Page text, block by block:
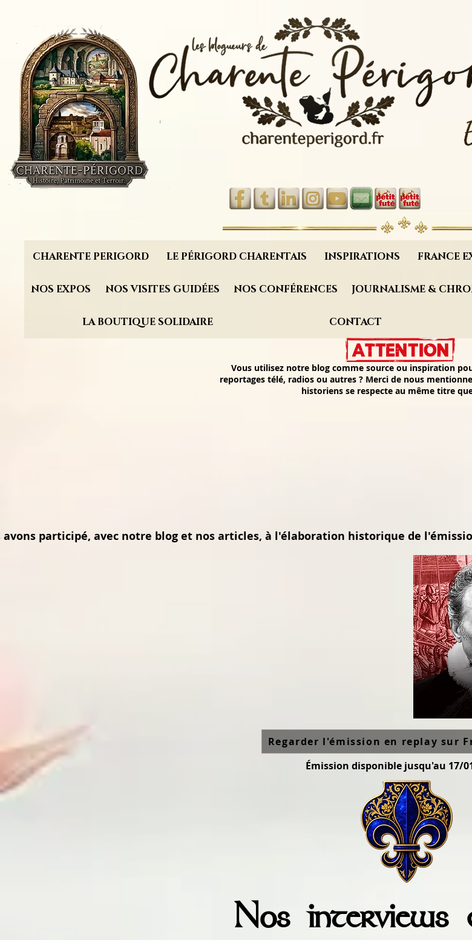
CHARENTE PERIGORD LE PÉRIGORD CHARENTAIS INSPIRATIONS FRANCE
NOS EXPOS NOS VISITES GUIDÉES NOS CONFÉRENCES JOURNALISME &
LA BOUTIQUE SOLIDAIRE CONTACT
Vous utilisez notre blog comme source ou inspiration
reportages télé, radios ou autres ? Merci de nous
historiens se respecte au même titre
avons participé, avec notre blog et nos articles, à l'élaboration historique de
Regarder l'émission en replay sur
Émission disponible jusqu'au 17/
Nos interviews